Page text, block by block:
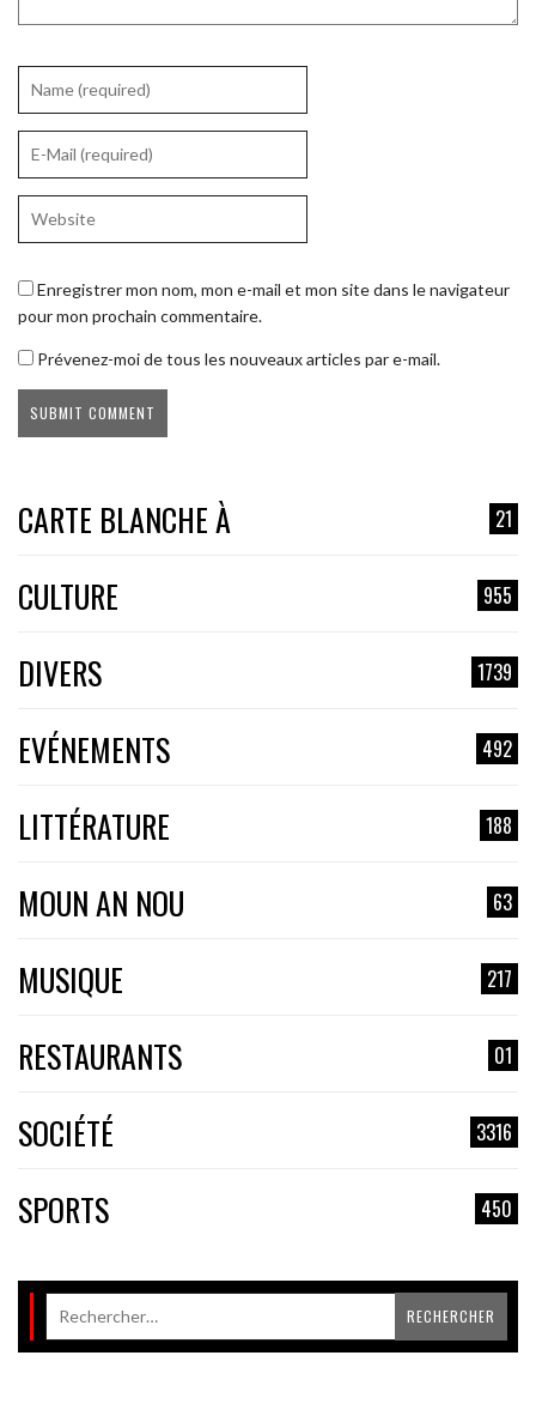
Enregistrer mon nom, mon e-mail et mon site dans le navigateur
pour mon prochain commentaire.
Prévenez-moi de tous les nouveaux articles par e-mail.
CARTE BLANCHE À 21
CULTURE 955
DIVERS 1739
EVÉNEMENTS 492
LITTÉRATURE 188
MOUN AN NOU 63
MUSIQUE 217
RESTAURANTS 01
SOCIÉTÉ 3316
SPORTS 450